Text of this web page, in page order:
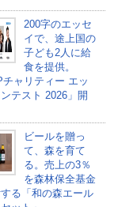
200字のエッセ
イで、途上国の
子ども2人に給
食を提供。
チャリティー エッ
テスト 2026」開
ビールを贈っ
て、森を育て
る。売上の3％
を森林保全基金
る「和の森エール